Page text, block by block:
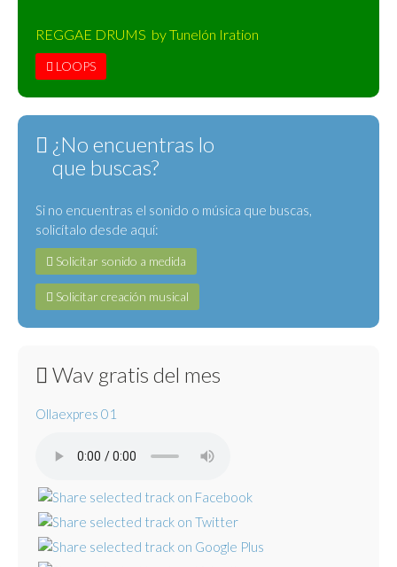
REGGAE DRUMS by Tunelón Iration
LOOPS
¿No encuentras lo
que buscas?
Si no encuentras el sonido o música que buscas,
solicítalo desde aquí:
Solicitar sonido a medida
Solicitar creación musical
Wav gratis del mes
Ollaexpres 01